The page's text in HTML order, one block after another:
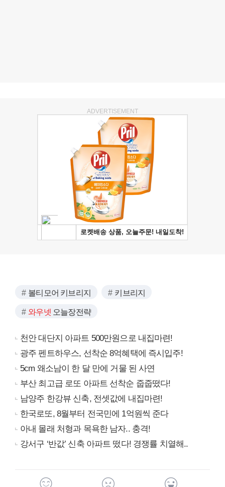
ADVERTISEMENT
볼티모어 키브리지 키브리지
와우넷 오늘장전략
천안 대단지 아파트 500만원으로 내집마련!
광주 펜트하우스, 선착순 8억혜택에 즉시입주!
5cm 왜소남이 한 달 만에 거물 된 사연
부산 최고급 로또 아파트 선착순 줍줍떴다!
남양주 한강뷰 신축, 전셋값에 내집마련!
한국로또, 8월부터 전국민에 1억원씩 준다
아내 몰래 처형과 목욕한 남자.. 충격!
강서구 ‘반값’ 신축 아파트 떴다! 경쟁률 치열해..